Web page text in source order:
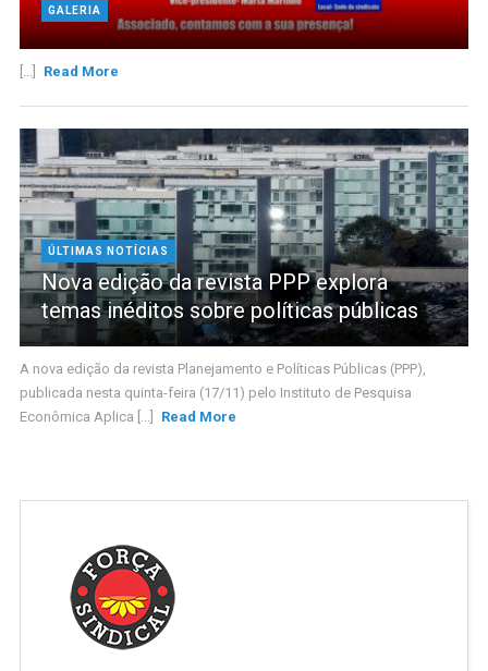
GALERIA
[...] Read More
ÚLTIMAS NOTÍCIAS
Nova edição da revista PPP explora
temas inéditos sobre políticas públicas
A nova edição da revista Planejamento e Políticas Públicas (PPP),
publicada nesta quinta-feira (17/11) pelo Instituto de Pesquisa
Econômica Aplica [...]
Read More